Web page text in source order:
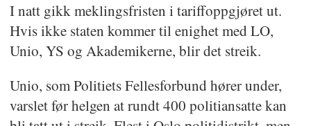
I natt gikk meklingsfristen i tariffoppgjøret ut.
Hvis ikke staten kommer til enighet med LO,
Unio, YS og Akademikerne, blir det streik.
Unio, som Politiets Fellesforbund hører under,
varslet før helgen at rundt 400 politiansatte kan